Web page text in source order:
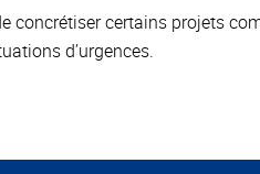
concrétiser certains projets
d’urgences.